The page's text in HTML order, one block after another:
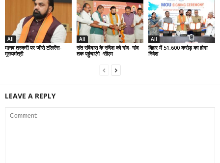
All
मानव तस्करी पर जीरो टॉलरेंस-
मुख्यमंत्री
All
संत रविदास के संदेश को गांव- गांव
तक पहुंचाएंगे -सीएम
All
बिहार में 51,600 करोड़ का होगा
निवेश
LEAVE A REPLY